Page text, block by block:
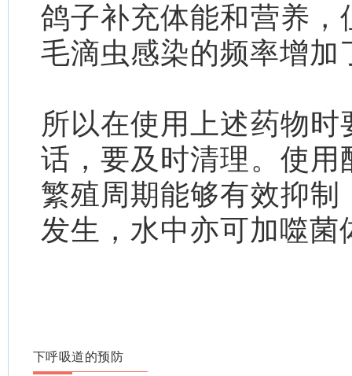
鸽子补充体能和营养
毛滴虫感染的频率增加
所以在使用上述药物
话，要及时清理。使
繁殖周期能够有效抑
发生，水中亦可加噬菌
下呼吸道的预防